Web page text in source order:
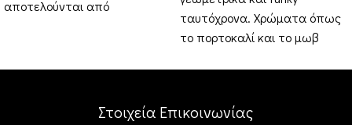
αποτελούνται από
ταυτόχρονα. Χρώματα όπως
το πορτοκαλί και το μωβ
Στοιχεία Επικοινωνίας